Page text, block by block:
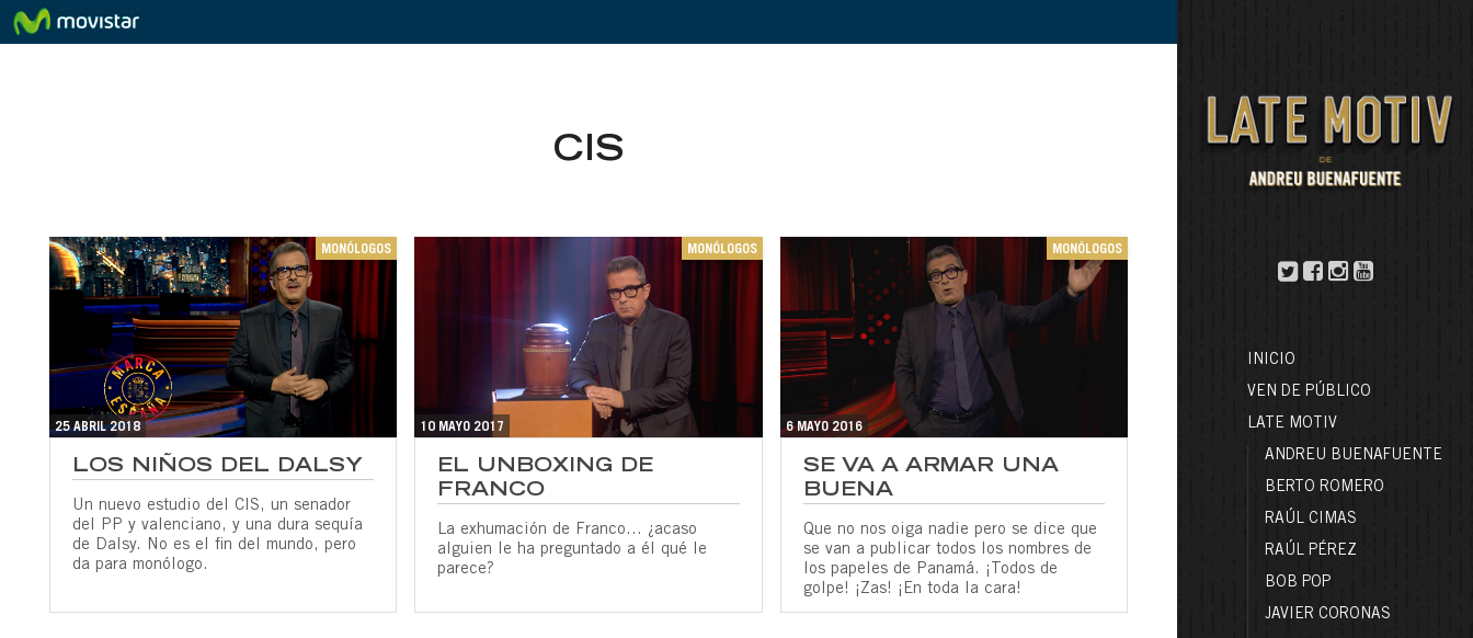
INICIO
VEN DE PÚBLICO
LATE MOTIV
ANDREU BUENAFUENTE
BERTO ROMERO
RAÚL CIMAS
RAÚL PÉREZ
BOB POP
JAVIER CORONAS
CIS
25 ABRIL 2018
MONÓLOGOS
LOS NIÑOS DEL DALSY
Un nuevo estudio del CIS, un senador
del PP y valenciano, y una dura sequía
de Dalsy. No es el fin del mundo, pero
da para monólogo.
10 MAYO 2017
MONÓLOGOS
EL UNBOXING DE
FRANCO
La exhumación de Franco… ¿acaso
alguien le ha preguntado a él qué le
parece?
6 MAYO 2016
MONÓLOGOS
SE VA A ARMAR UNA
BUENA
Que no nos oiga nadie pero se dice que
se van a publicar todos los nombres de
los papeles de Panamá. ¡Todos de
golpe! ¡Zas! ¡En toda la cara!